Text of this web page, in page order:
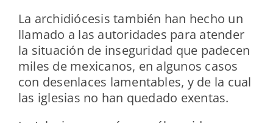
La archidiócesis también han hecho un
llamado a las autoridades para atender
la situación de inseguridad que padecen
miles de mexicanos, en algunos casos
con desenlaces lamentables, y de la cual
las iglesias no han quedado exentas.